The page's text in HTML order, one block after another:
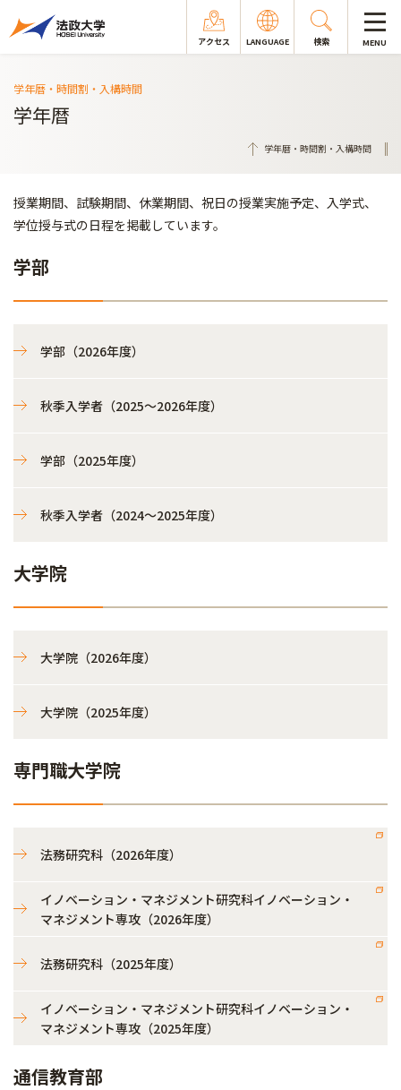
アクセス LANGUAGE 検索 MENU
学年暦・時間割・入構時間
学年暦
学年暦・時間割・入構時間
授業期間、試験期間、休業期間、祝日の授業実施予定、入学式、
学位授与式の日程を掲載しています。
学部
学部（2026年度）
秋季入学者（2025～2026年度）
学部（2025年度）
秋季入学者（2024～2025年度）
大学院
大学院（2026年度）
大学院（2025年度）
専門職大学院
法務研究科（2026年度）
イノベーション・マネジメント研究科イノベーション・
マネジメント専攻（2026年度）
法務研究科（2025年度）
イノベーション・マネジメント研究科イノベーション・
マネジメント専攻（2025年度）
通信教育部